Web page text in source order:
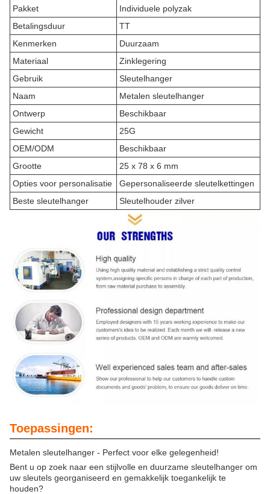
Pakket
Individuele polyzak
Betalingsduur
TT
Kenmerken
Duurzaam
Materiaal
Zinklegering
Gebruik
Sleutelhanger
Naam
Metalen sleutelhanger
Ontwerp
Beschikbaar
Gewicht
25G
OEM/ODM
Beschikbaar
Grootte
25 x 78 x 6 mm
Opties voor personalisatie
Gepersonaliseerde sleutelkettingen
Beste sleutelhanger
Sleutelhouder zilver
Toepassingen:
Metalen sleutelhanger - Perfect voor elke gelegenheid!
Bent u op zoek naar een stijlvolle en duurzame sleutelhanger om
uw sleutels georganiseerd en gemakkelijk toegankelijk te
houden?